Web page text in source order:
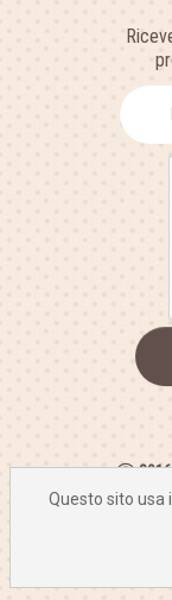
2016
Policy
Questo sito usa